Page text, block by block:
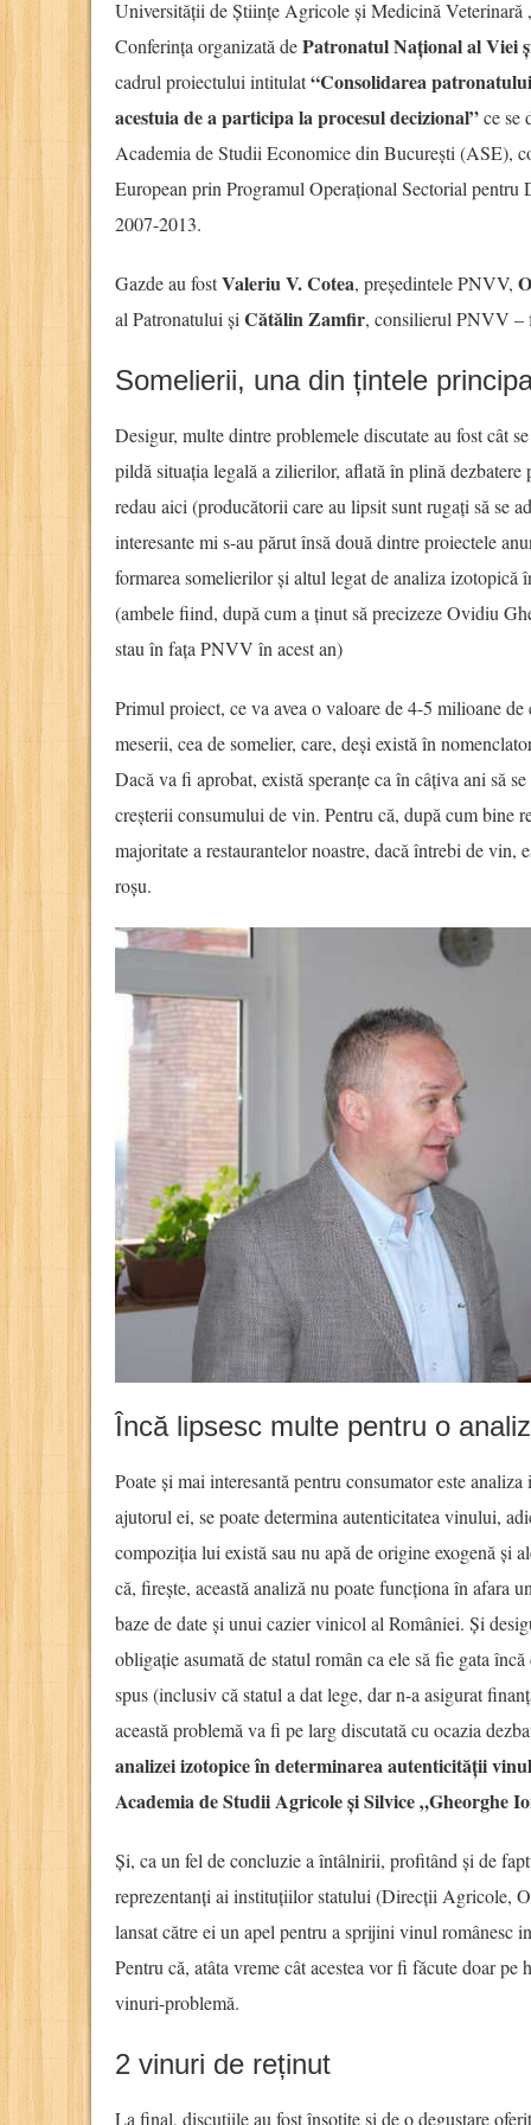
Universității de Științe Agricole și Medicină Veterinară
Conferința organizată dePatronatul Național al Viei
cadrul proiectului intitulat“Consolidarea
acestuia de a participa la procesul decizional”ce se
Academia de Studii Economice din București (ASE),
European prin Programul Operațional Sectorial pentru
2007-2013.
Gazde au fostValeriu V. Cotea, președintele PNVV,
al Patronatului șiCătălin Zamfir, consilierul PNVV –
Somelierii, una din țintele
Desigur, multe dintre problemele discutate au fost cât
pildă situația legală a zilierilor, aflată în plină dezbatere
redau aici (producătorii care au lipsit sunt rugați să se
interesante mi s-au părut însă două dintre proiectele
formarea somelierilor și altul legat de analiza
(ambele fiind, după cum a ținut să precizeze Ovidiu
stau în fața PNVV în acest an)
Primul proiect, ce va avea o valoare de 4-5 milioane
meserii, cea de somelier, care, deși există în
Dacă va fi aprobat, există speranțe ca în câțiva ani să
creșterii consumului de vin. Pentru că, după cum bine
majoritate a restaurantelor noastre, dacă întrebi de vin,
roșu.
Încă lipsesc multe pentru o
Poate și mai interesantă pentru consumator este
ajutorul ei, se poate determina autenticitatea vinului,
compoziția lui există sau nu apă de origine exogenă și
că, firește, această analiză nu poate funcționa în afara
baze de date și unui cazier vinicol al României. Și
obligație asumată de statul român ca ele să fie gata
spus (inclusiv că statul a dat lege, dar n-a asigurat
această problemă va fi pe larg discutată cu ocazia
analizei izotopice în determinarea autenticității
Academia de Studii Agricole și Silvice „Gheorghe
Și, ca un fel de concluzie a întâlnirii, profitând și de
reprezentanți ai instituțiilor statului (Direcții Agricole,
lansat către ei un apel pentru a sprijini vinul românesc
Pentru că, atâta vreme cât acestea vor fi făcute doar pe
vinuri-problemă.
2 vinuri de reținut
La final, discuțiile au fost însoțite și de o degustare